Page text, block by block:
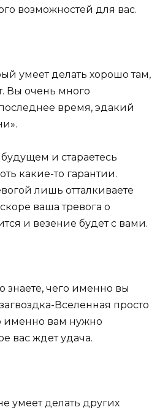
возможностей для вас.
умеет делать хорошо там,
Вы очень много
время, эдакий
и стараетесь
какие-то гарантии.
лишь отталкиваете
ваша тревога о
и везение будет с вами.
знаете, чего именно вы
Вселенная просто
именно вам нужно
вас ждет удача.
умеет делать других